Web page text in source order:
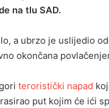
na tlu SAD.
a ubrzo je uslijedio
okončana
teroristički napad
put kojim će ići